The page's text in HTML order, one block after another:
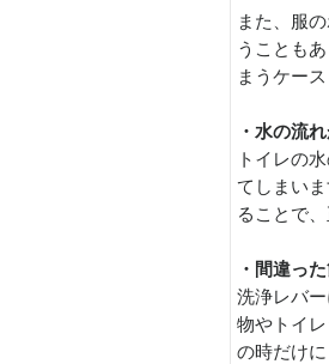
また、服
うことも
まうケー
・水の流
トイレの
てしまい
ることで
・間違っ
洗浄レバ
物やトイ
の時だけに